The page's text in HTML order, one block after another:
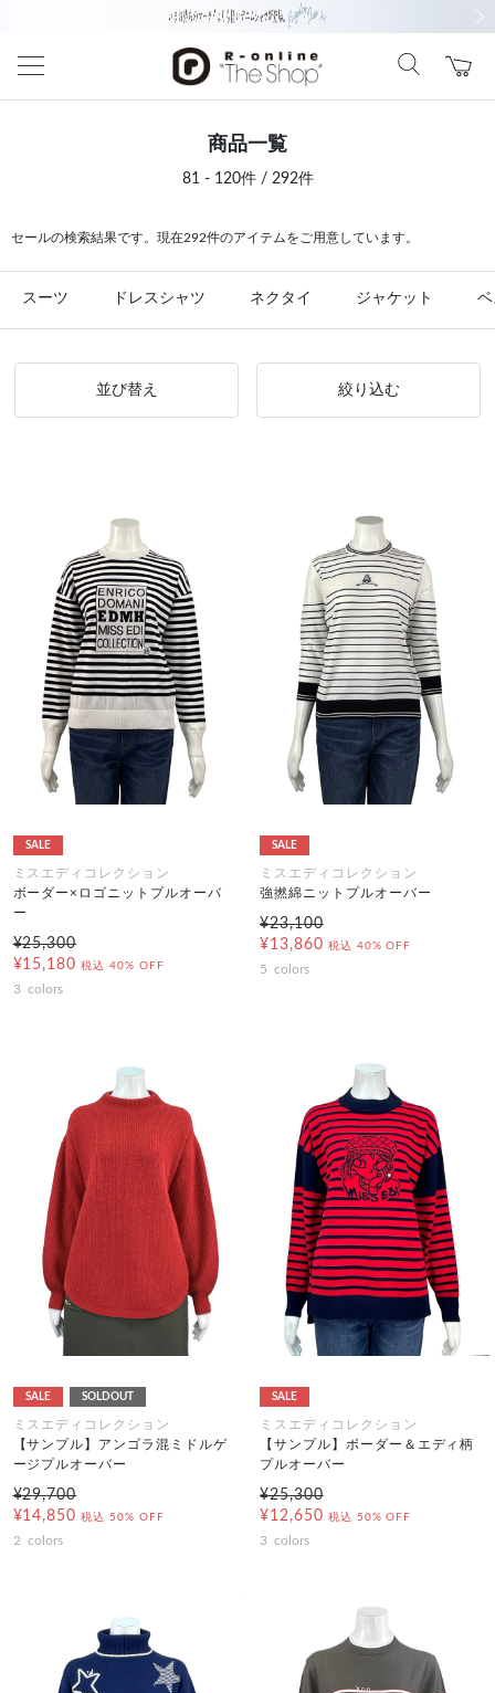
商品一覧
81 - 120件 / 292件
セールの検索結果です。現在292件のアイテムをご用意しています。
スーツ ドレスシャツ ネクタイ ジャケット
並び替え 絞り込む
SALE
ミスエディコレクション
ボーダー×ロゴニットプルオーバ
ー
¥25,300
¥15,180 税込 40% OFF
3 colors
SALE
ミスエディコレクション
強撚綿ニットプルオーバー
¥23,100
¥13,860 税込 40% OFF
5 colors
SALE SOLDOUT
ミスエディコレクション
【サンプル】アンゴラ混ミドルゲ
ージプルオーバー
¥29,700
¥14,850 税込 50% OFF
2 colors
SALE
ミスエディコレクション
【サンプル】ボーダー＆エディ柄
プルオーバー
¥25,300
¥12,650 税込 50% OFF
3 colors